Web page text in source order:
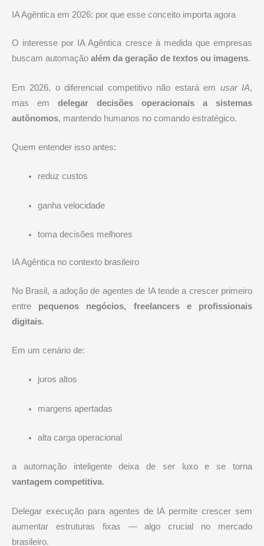
IA Agêntica em 2026: por que esse conceito importa agora
O interesse por IA Agêntica cresce à medida que empresas
buscam automação além da geração de textos ou imagens.
Em 2026, o diferencial competitivo não estará em usar IA,
mas em delegar decisões operacionais a sistemas
autônomos, mantendo humanos no comando estratégico.
Quem entender isso antes:
reduz custos
ganha velocidade
toma decisões melhores
IA Agêntica no contexto brasileiro
No Brasil, a adoção de agentes de IA tende a crescer primeiro
entre pequenos negócios, freelancers e profissionais
digitais.
Em um cenário de:
juros altos
margens apertadas
alta carga operacional
a automação inteligente deixa de ser luxo e se torna
vantagem competitiva.
Delegar execução para agentes de IA permite crescer sem
aumentar estruturas fixas — algo crucial no mercado
brasileiro.